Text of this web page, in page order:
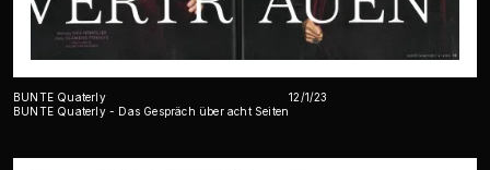
BUNTE Quaterly
BUNTE Quaterly - Das Gespräch über acht Seiten
12/1/23